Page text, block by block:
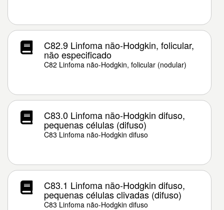
C82.9 Linfoma não-Hodgkin, folicular,
não especificado
C82 Linfoma não-Hodgkin, folicular (nodular)
C83.0 Linfoma não-Hodgkin difuso,
pequenas células (difuso)
C83 Linfoma não-Hodgkin difuso
C83.1 Linfoma não-Hodgkin difuso,
pequenas células clivadas (difuso)
C83 Linfoma não-Hodgkin difuso